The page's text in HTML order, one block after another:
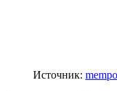
Источник: